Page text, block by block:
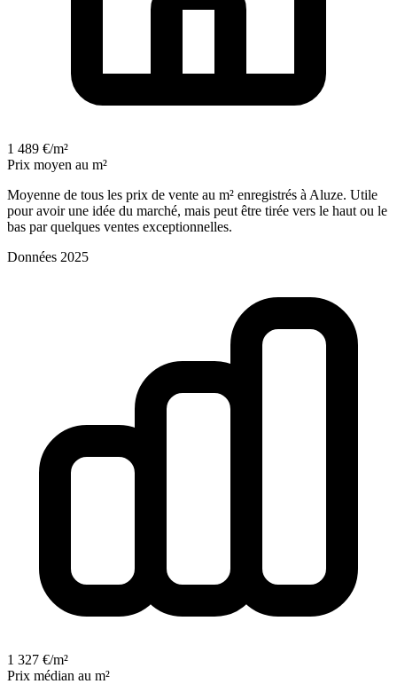
1 489 €/m²
Prix moyen au m²
Moyenne de tous les prix de vente au m² enregistrés à Aluze. Utile
pour avoir une idée du marché, mais peut être tirée vers le haut ou le
bas par quelques ventes exceptionnelles.
Données 2025
1 327 €/m²
Prix médian au m²